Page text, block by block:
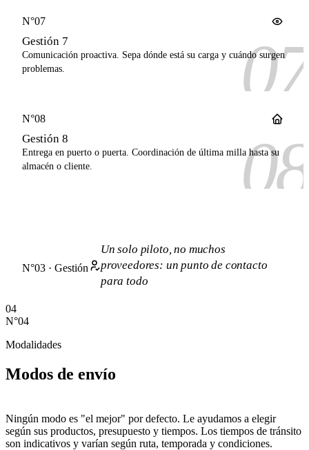
07
N°07
Gestión 7
Comunicación proactiva. Sepa dónde está su carga y cuándo surgen
problemas.
08
N°08
Gestión 8
Entrega en puerto o puerta. Coordinación de última milla hasta su
almacén o cliente.
N°03 · Gestión
Un solo piloto, no muchos
proveedores: un punto de contacto
para todo
04
N°04
Modalidades
Modos de envío
Ningún modo es "el mejor" por defecto. Le ayudamos a elegir
según sus productos, presupuesto y tiempos. Los tiempos de tránsito
son indicativos y varían según ruta, temporada y condiciones.